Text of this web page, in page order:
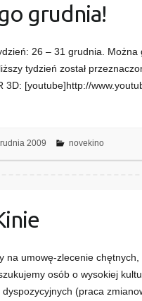
grudnia!
26 – 31 grudnia. Można
tydzień został
3D: [youtube]http://
2009 novekino
na umowę-zlecenie
osób o wysokiej
(praca